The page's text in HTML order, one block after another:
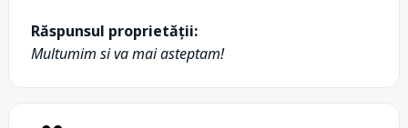
Răspunsul proprietății:
Multumim si va mai asteptam!